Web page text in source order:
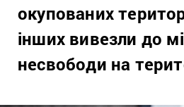
окупованих
інших вивезли до
несвободи на